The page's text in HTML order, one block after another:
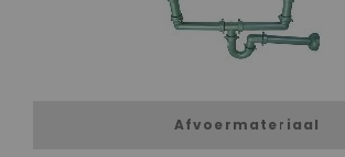
Afvoermateriaal